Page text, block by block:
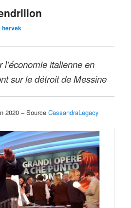
hervek
italienne en
sur le détroit de Messine
2020 – SourceCassandraLegacy